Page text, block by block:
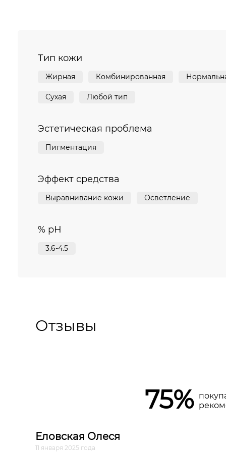
Тип кожи
Жирная Комбинированная
Сухая Любой тип
Эстетическая проблема
Пигментация
Эффект средства
Выравнивание кожи Осветление
% pH
3.6-4.5
Отзывы
75%
Еловская Олеся
11 января 2025 года